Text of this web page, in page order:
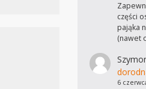
części
pająka
(nawet
6